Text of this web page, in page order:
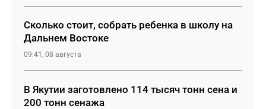
Сколько стоит, собрать ребенка в школу на
Дальнем Востоке
09:41, 08 августа
В Якутии заготовлено 114 тысяч тонн сена и
200 тонн сенажа